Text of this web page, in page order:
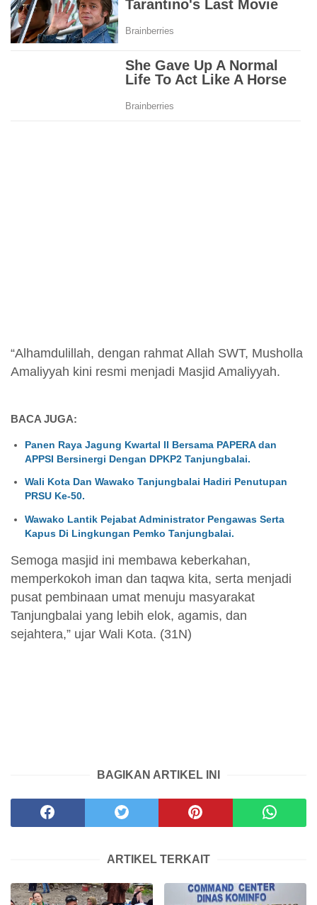
“Alhamdulillah, dengan rahmat Allah SWT, Musholla
Amaliyyah kini resmi menjadi Masjid Amaliyyah.
BACA JUGA:
Panen Raya Jagung Kwartal II Bersama PAPERA dan
APPSI Bersinergi Dengan DPKP2 Tanjungbalai.
Wali Kota Dan Wawako Tanjungbalai Hadiri Penutupan
PRSU Ke-50.
Wawako Lantik Pejabat Administrator Pengawas Serta
Kapus Di Lingkungan Pemko Tanjungbalai.
Semoga masjid ini membawa keberkahan,
memperkokoh iman dan taqwa kita, serta menjadi
pusat pembinaan umat menuju masyarakat
Tanjungbalai yang lebih elok, agamis, dan
sejahtera,” ujar Wali Kota. (31N)
BAGIKAN ARTIKEL INI
ARTIKEL TERKAIT